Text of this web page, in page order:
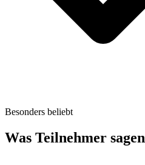
Besonders beliebt
Was Teilnehmer sagen